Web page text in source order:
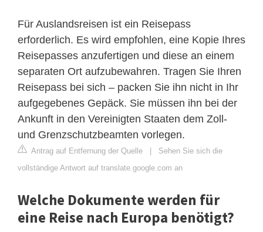
Für Auslandsreisen ist ein Reisepass
erforderlich. Es wird empfohlen, eine Kopie Ihres
Reisepasses anzufertigen und diese an einem
separaten Ort aufzubewahren. Tragen Sie Ihren
Reisepass bei sich – packen Sie ihn nicht in Ihr
aufgegebenes Gepäck. Sie müssen ihn bei der
Ankunft in den Vereinigten Staaten dem Zoll-
und Grenzschutzbeamten vorlegen.
Antrag auf Entfernung der Quelle | Sehen Sie sich die
vollständige Antwort auf translate.google.com an
Welche Dokumente werden für
eine Reise nach Europa benötigt?